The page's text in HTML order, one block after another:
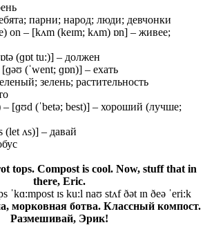
парни; народ; люди; девчонки
on – [kʌm (keɪm; kʌm) ɒn] – живее;
(ɡɒt tu:)] – должен
(ˈwent; ɡɒn)] – ехать
зелень; растительность
– [ɡʊd (ˈbetə; best)] – хороший (лучше;
(let ʌs)] – давай
tops. Compost is cool. Now, stuff that in
there, Eric.
ˈkɑ:mpost ɪs ku:l naʊ stʌf ðət ɪn ðeə ˈeri:k
морковная ботва. Классный компост.
Размешивай, Эрик!